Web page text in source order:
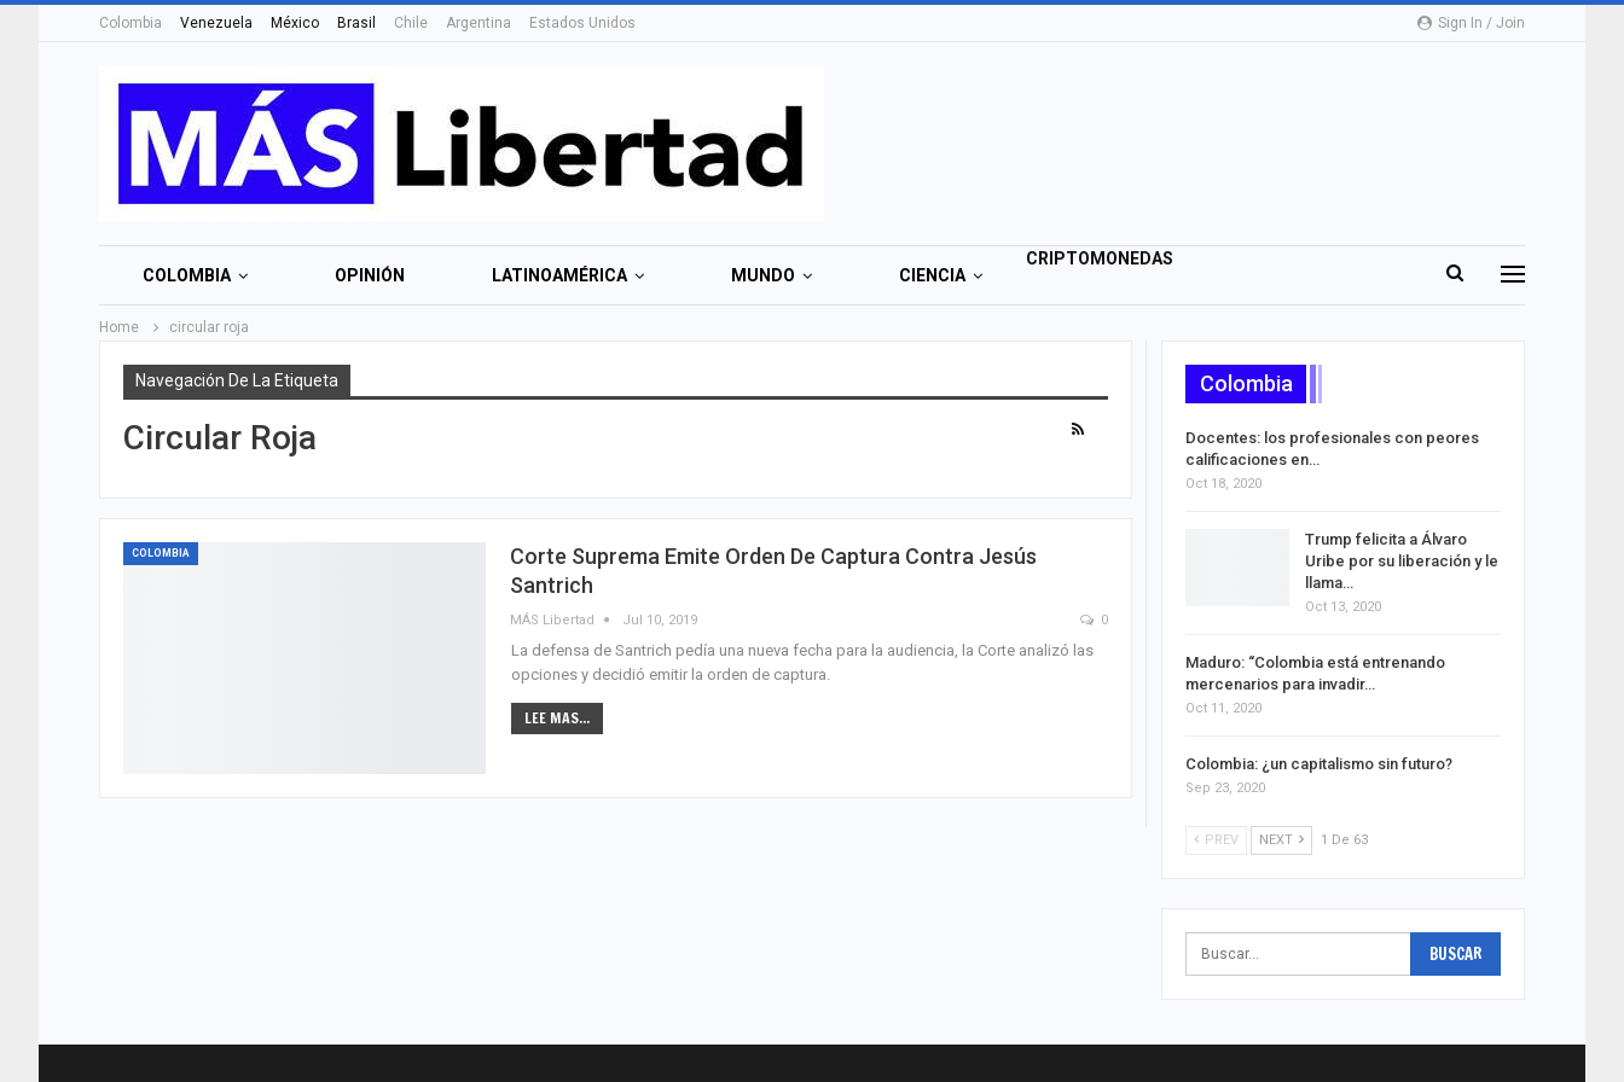
Sign In / Join
Colombia Venezuela México Brasil Chile Argentina Estados Unidos
COLOMBIA OPINIÓN LATINOAMÉRICA MUNDO CIENCIA
CRIPTOMONEDAS
Home circular roja
Navegación De La Etiqueta
Circular Roja
COLOMBIA
Corte Suprema Emite Orden De Captura Contra Jesús
Santrich
MÁS Libertad Jul 10, 2019 0
La defensa de Santrich pedía una nueva fecha para la audiencia, la Corte analizó las
opciones y decidió emitir la orden de captura.
LEE MAS...
Colombia
Docentes: los profesionales con peores
calificaciones en…
Oct 18, 2020
Trump felicita a Álvaro
Uribe por su liberación y le
llama…
Oct 13, 2020
Maduro: ‘‘Colombia está entrenando
mercenarios para invadir…
Oct 11, 2020
Colombia: ¿un capitalismo sin futuro?
Sep 23, 2020
PREV NEXT 1 De 63